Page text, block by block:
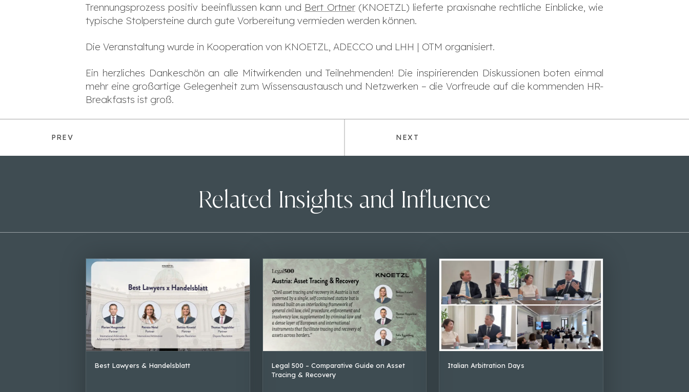
Trennungsprozess positiv beeinflussen kann und Bert Ortner(KNOETZL) lieferte praxisnahe rechtliche Einblicke, wie
typische Stolpersteine durch gute Vorbereitung vermieden werden können.
Die Veranstaltung wurde in Kooperation von KNOETZL, ADECCO und LHH | OTM organisiert.
Ein herzliches Dankeschön an alle Mitwirkenden und Teilnehmenden! Die inspirierenden Diskussionen boten einmal
mehr eine großartige Gelegenheit zum Wissensaustausch und Netzwerken – die Vorfreude auf die kommenden HR-
Breakfasts ist groß.
PREV NEXT
Related Insights and Influence
Best Lawyers & Handelsblatt
Legal 500 – Comparative Guide on Asset
Tracing & Recovery
Italian Arbitration Days